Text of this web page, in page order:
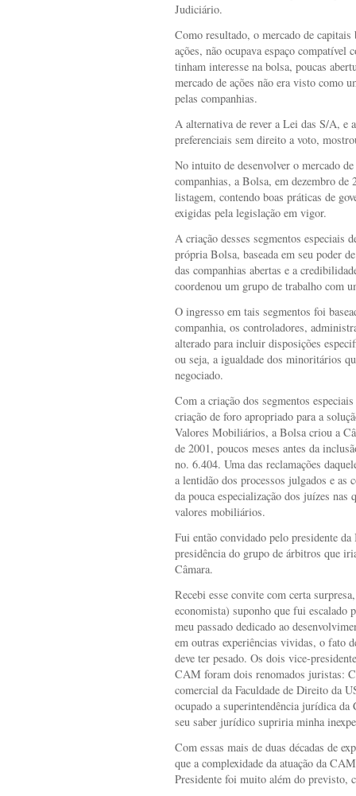
Judiciário.
Como resultado, o mercado de
ações, não ocupava espaço compatível
tinham interesse na bolsa, poucas
mercado de ações não era visto como
pelas companhias.
A alternativa de rever a Lei das S/A, e
preferenciais sem direito a voto,
No intuito de desenvolver o mercado
companhias, a Bolsa, em dezembro
listagem, contendo boas práticas de
exigidas pela legislação em vigor.
A criação desses segmentos especiais
própria Bolsa, baseada em seu poder
das companhias abertas e a
coordenou um grupo de trabalho com
O ingresso em tais segmentos foi
companhia, os controladores,
alterado para incluir disposições
ou seja, a igualdade dos minoritários
negociado.
Com a criação dos segmentos
criação de foro apropriado para a
Valores Mobiliários, a Bolsa criou a
de 2001, poucos meses antes da
no. 6.404. Uma das reclamações
a lentidão dos processos julgados e as
da pouca especialização dos juízes nas
valores mobiliários.
Fui então convidado pelo presidente
presidência do grupo de árbitros que
Câmara.
Recebi esse convite com certa
economista) suponho que fui escalado
meu passado dedicado ao
em outras experiências vividas, o fato
deve ter pesado. Os dois vice-
CAM foram dois renomados juristas:
comercial da Faculdade de Direito da
ocupado a superintendência jurídica
seu saber jurídico supriria minha
Com essas mais de duas décadas de
que a complexidade da atuação da
Presidente foi muito além do previsto,